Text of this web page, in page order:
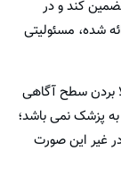
کند و در
شده، مسئولیتی
بردن سطح آگاهی
پزشک نمی باشد؛
غیر این صورت